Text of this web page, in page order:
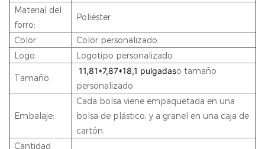
Material del
forro:
Poliéster
Color:
Color personalizado
Logo:
Logotipo personalizado
Tamaño:
11,81*7,87*18,1 pulgadaso tamaño
personalizado
Embalaje:
Cada bolsa viene empaquetada en una
bolsa de plástico, y a granel en una caja de
cartón.
Cantidad